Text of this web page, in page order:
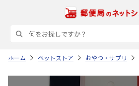
ホーム ペットストア おやつ・サプリ